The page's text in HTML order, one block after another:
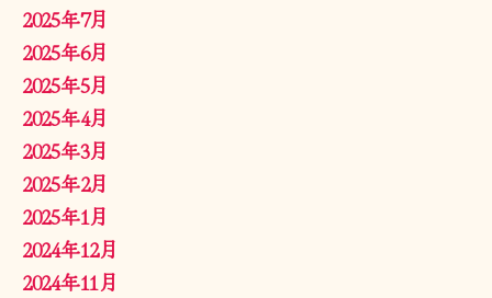
2025年7月
2025年6月
2025年5月
2025年4月
2025年3月
2025年2月
2025年1月
2024年12月
2024年11月